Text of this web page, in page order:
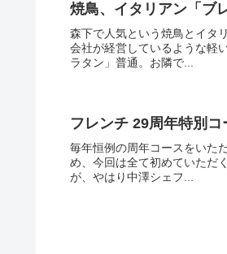
焼鳥、イタリアン「ブ
森下で人気という焼鳥とイタ
会社が経営しているような軽
ラタン」普通。お隣で...
フレンチ 29周年特別
毎年恒例の周年コースをいた
め、今回は全て初めていただ
が、やはり中澤シェフ...